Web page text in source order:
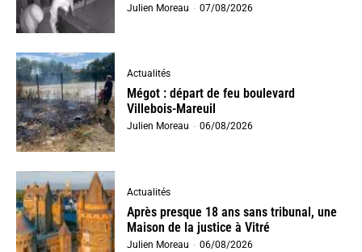
Julien Moreau - 07/08/2026
Actualités
Mégot : départ de feu boulevard
Villebois-Mareuil
Julien Moreau - 06/08/2026
Actualités
Après presque 18 ans sans tribunal, une
Maison de la justice à Vitré
Julien Moreau - 06/08/2026